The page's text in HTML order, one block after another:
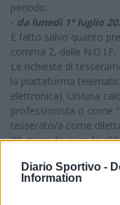
Diario Sportivo -
Information
periodo:
- da lunedì 1° luglio
È fatto salvo quanto
comma 2, delle N.O.I.F.
Le richieste di
la piattaforma
elettronica). Un/una
professionista o come
tesserato/a come
30 giorni da quando
11.Rinnovo